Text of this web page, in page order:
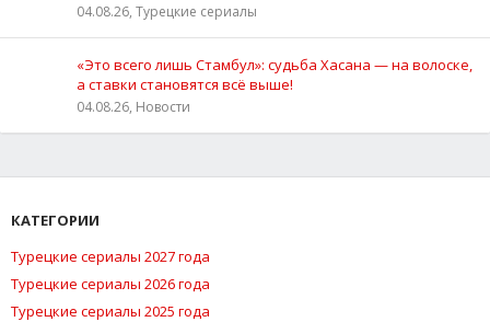
04.08.26, Турецкие сериалы
«Это всего лишь Стамбул»: судьба Хасана — на волоске,
а ставки становятся всё выше!
04.08.26, Новости
КАТЕГОРИИ
Турецкие сериалы 2027 года
Турецкие сериалы 2026 года
Турецкие сериалы 2025 года